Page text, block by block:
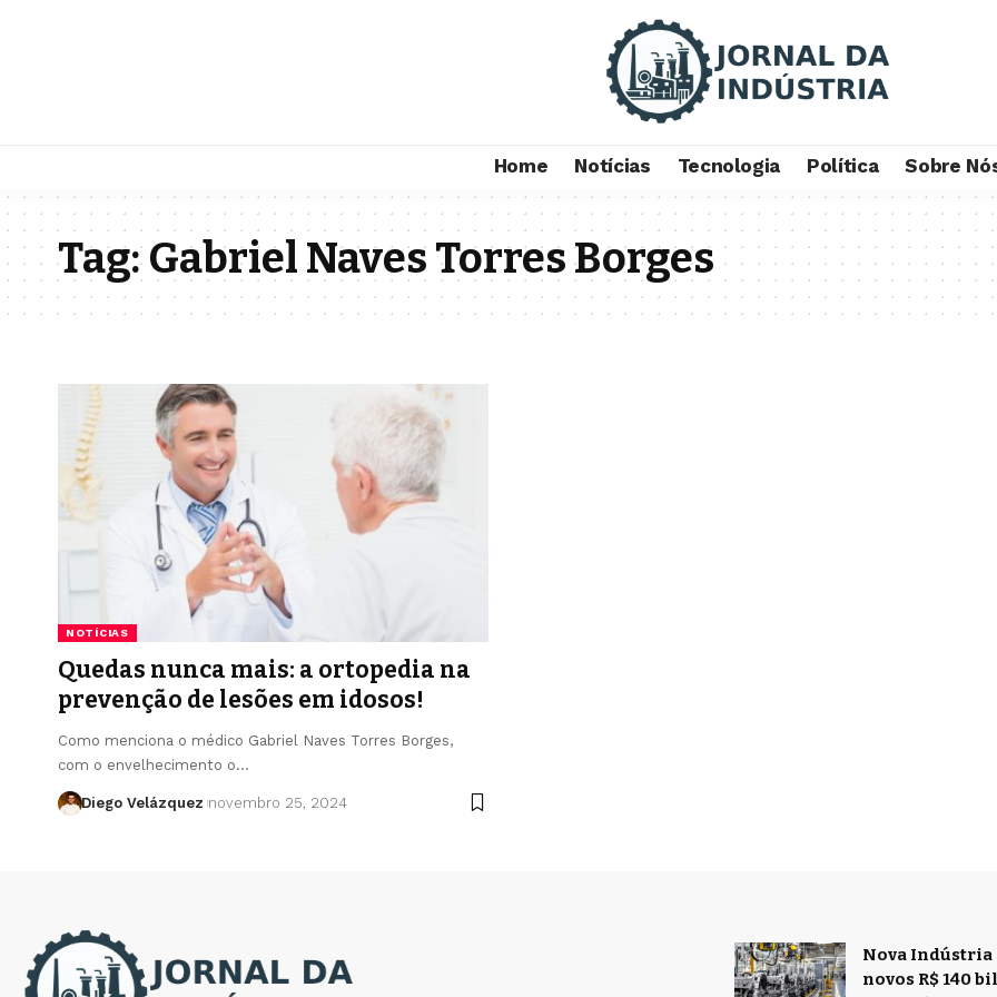
Home Notícias Tecnologia Política Sobre
Tag:Gabriel Naves Torres Borges
NOTÍCIAS
Quedas nunca mais: a ortopedia na
prevenção de lesões em idosos!
Como menciona o médico Gabriel Naves Torres Borges,
com o envelhecimento o…
Diego Velázquez novembro 25, 2024
Nova Indústria
novos R$ 140